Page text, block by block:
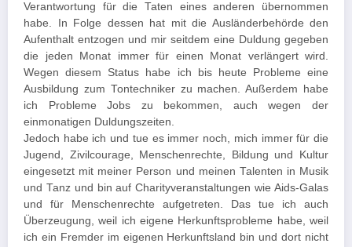
Verantwortung für die Taten eines anderen übernommen
habe. In Folge dessen hat mit die Ausländerbehörde den
Aufenthalt entzogen und mir seitdem eine Duldung gegeben
die jeden Monat immer für einen Monat verlängert wird.
Wegen diesem Status habe ich bis heute Probleme eine
Ausbildung zum Tontechniker zu machen. Außerdem habe
ich Probleme Jobs zu bekommen, auch wegen der
einmonatigen Duldungszeiten.
Jedoch habe ich und tue es immer noch, mich immer für die
Jugend, Zivilcourage, Menschenrechte, Bildung und Kultur
eingesetzt mit meiner Person und meinen Talenten in Musik
und Tanz und bin auf Charityveranstaltungen wie Aids-Galas
und für Menschenrechte aufgetreten. Das tue ich auch
Überzeugung, weil ich eigene Herkunftsprobleme habe, weil
ich ein Fremder im eigenen Herkunftsland bin und dort nicht